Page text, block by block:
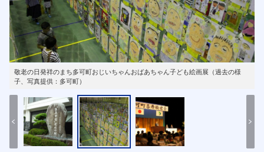
敬老の日発祥のまち多可町おじいちゃんおばあちゃん子ども絵画展（過去の様
子、写真提供：多可町）